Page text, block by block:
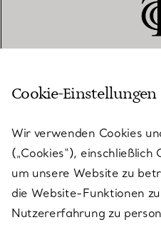
KUNDENSERVICE
SERVICES
ÜBER TIFFANY & CO.
Cookie-Einstellungen
Wir verwenden Cookies
(„Cookies“),
um unsere Website zu
die Website-Funktionen
Nutzererfahrung zu